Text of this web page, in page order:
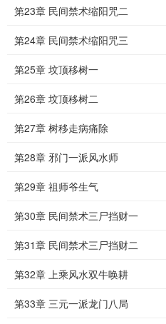
第23章 民间禁术缩阳咒二
第24章 民间禁术缩阳咒三
第25章 坟顶移树一
第26章 坟顶移树二
第27章 树移走病痛除
第28章 邪门一派风水师
第29章 祖师爷生气
第30章 民间禁术三尸挡财一
第31章 民间禁术三尸挡财二
第32章 上乘风水双牛唤耕
第33章 三元一派龙门八局